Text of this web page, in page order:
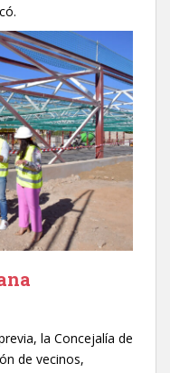
la Concejalía de
de vecinos,